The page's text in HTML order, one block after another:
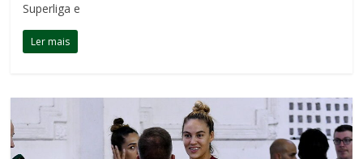
Superliga e
Ler mais